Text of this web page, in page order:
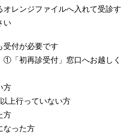
オレンジファイルへ入れて受診す
い
付が必要です
「初再診受付」窓口へお越しく
方
上行っていない方
方
なった方